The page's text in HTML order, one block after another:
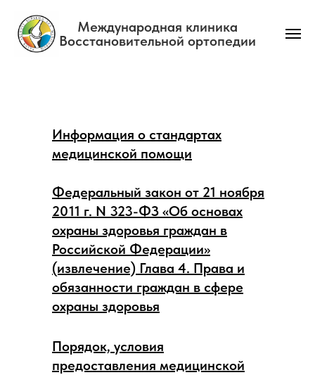
Международная клиника
Восстановительной ортопедии
Порядок, условия
предоставления медицинской
Федеральный закон от 21 ноября
2011 г. N 323-ФЗ «Об основах
охраны здоровья граждан в
Российской Федерации»
(извлечение) Глава 4. Права и
обязанности граждан в сфере
охраны здоровья
Информация о стандартах
медицинской помощи